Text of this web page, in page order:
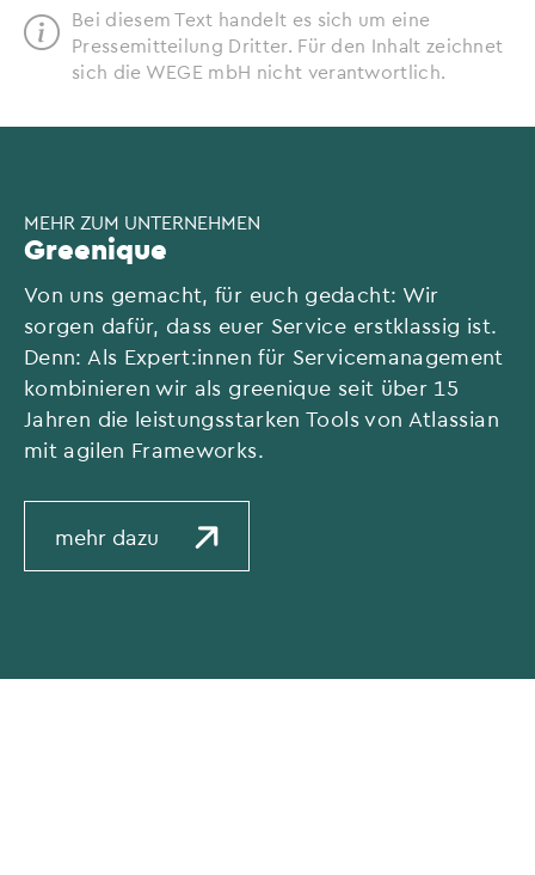
Bei diesem Text handelt es sich um eine
Pressemitteilung Dritter. Für den Inhalt zeichnet
sich die WEGE mbH nicht verantwortlich.
MEHR ZUM UNTERNEHMEN
Greenique
Von uns gemacht, für euch gedacht: Wir
sorgen dafür, dass euer Service erstklassig ist.
Denn: Als Expert:innen für Servicemanagement
kombinieren wir als greenique seit über 15
Jahren die leistungsstarken Tools von Atlassian
mit agilen Frameworks.
mehr dazu